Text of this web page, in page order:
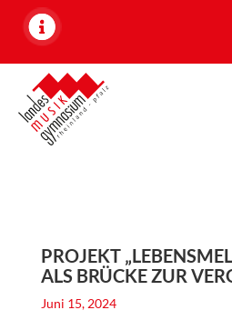
PROJEKT
ALS BRÜCKE ZUR
Juni 15, 2024